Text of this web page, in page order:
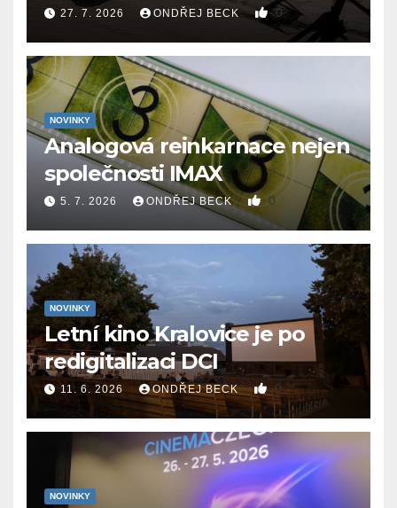
27. 7. 2026 ONDŘEJ BECK 0
NOVINKY
Analogová reinkarnace nejen
společnosti IMAX
5. 7. 2026 ONDŘEJ BECK 0
NOVINKY
Letní kino Kralovice je po
redigitalizaci DCI
11. 6. 2026 ONDŘEJ BECK 0
NOVINKY